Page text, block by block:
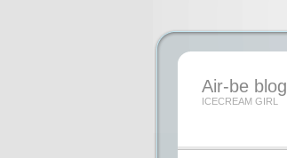
Air-be blog
ICECREAM GIRL